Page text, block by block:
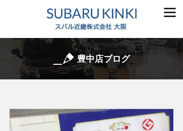
豊中店ブログ